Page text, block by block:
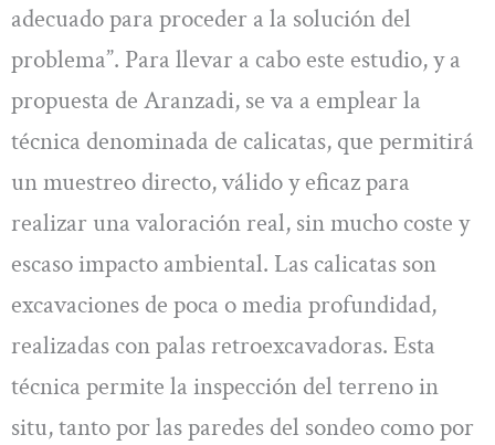
adecuado para proceder a la solución del
problema”. Para llevar a cabo este estudio, y a
propuesta de Aranzadi, se va a emplear la
técnica denominada de calicatas, que permitirá
un muestreo directo, válido y eficaz para
realizar una valoración real, sin mucho coste y
escaso impacto ambiental. Las calicatas son
excavaciones de poca o media profundidad,
realizadas con palas retroexcavadoras. Esta
técnica permite la inspección del terreno in
situ, tanto por las paredes del sondeo como por